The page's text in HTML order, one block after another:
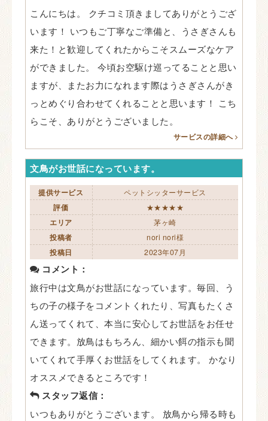
こんにちは。 クチコミ頂きましてありがとうござ
います！ いつもご丁寧なご準備と、うさぎさんも
来た！と歓迎してくれたからこそスムーズなケア
ができました。 今頃お空駆け巡ってることと思い
ますが、またお力になれます際はうさぎさんがき
っとめぐり合わせてくれることと思います！ こち
らこそ、ありがとうございました。
サービスの詳細へ
文鳥がお世話になっています。
提供サービス ペットシッターサービス
評価 ★★★★★
エリア 茅ヶ崎
投稿者 nori nori様
投稿日 2023年07月
コメント：
旅行中は文鳥がお世話になっています。毎回、う
ちの子の様子をコメントくれたり、写真もたくさ
ん送ってくれて、本当に安心してお世話をお任せ
できます。放鳥はもちろん、細かい餌の指示も聞
いてくれて手厚くお世話をしてくれます。 かなり
オススメできるところです！
スタッフ返信：
いつもありがとうございます。 放鳥から帰る時も